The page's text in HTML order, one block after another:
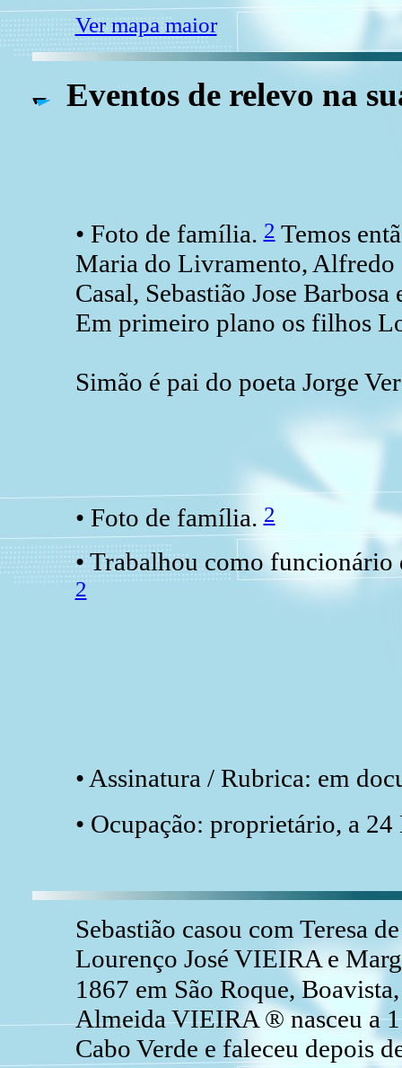
Ver mapa maior
Eventos de relevo na
• Foto de família.2Temos
Maria do Livramento, Alfredo
Casal, Sebastião Jose Barbosa
Em primeiro plano os filhos
Simão é pai do poeta Jorge
• Foto de família.2
• Trabalhou como funcionário
2
• Assinatura / Rubrica: em
• Ocupação: proprietário, a
Sebastião casou com Teresa
Lourenço José VIEIRA e
1867 em São Roque,
Almeida VIEIRA ® nasceu a
Cabo Verde e faleceu depois